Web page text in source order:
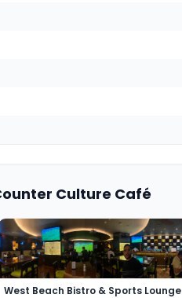
Culture Café
West Beach Bistro & Sports Lounge